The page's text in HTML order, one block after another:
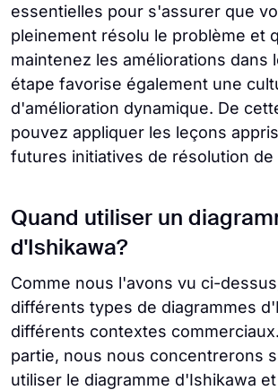
essentielles pour s'assurer que
pleinement résolu le problème et
maintenez les améliorations dans
étape favorise également une
d'amélioration dynamique. De
pouvez appliquer les leçons
futures initiatives de résolution de
Quand utiliser un
d'Ishikawa?
Comme nous l'avons vu ci-
différents types de diagrammes
différents contextes
partie, nous nous concentrerons
utiliser le diagramme d'Ishikawa